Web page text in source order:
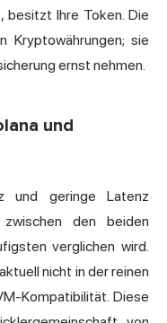
besitzt Ihre Token. Die
Kryptowährungen; sie
ernst nehmen.
und
und geringe Latenz
den beiden
verglichen wird.
nicht in der reinen
Kompatibilität. Diese